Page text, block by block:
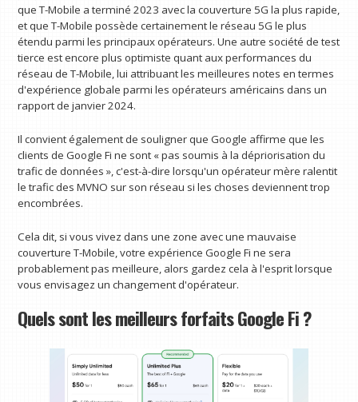
que T-Mobile a terminé 2023 avec la couverture 5G la plus rapide,
et que T-Mobile possède certainement le réseau 5G le plus
étendu parmi les principaux opérateurs. Une autre société de test
tierce est encore plus optimiste quant aux performances du
réseau de T-Mobile, lui attribuant les meilleures notes en termes
d'expérience globale parmi les opérateurs américains dans un
rapport de janvier 2024.
Il convient également de souligner que Google affirme que les
clients de Google Fi ne sont « pas soumis à la dépriorisation du
trafic de données », c'est-à-dire lorsqu'un opérateur mère ralentit
le trafic des MVNO sur son réseau si les choses deviennent trop
encombrées.
Cela dit, si vous vivez dans une zone avec une mauvaise
couverture T-Mobile, votre expérience Google Fi ne sera
probablement pas meilleure, alors gardez cela à l'esprit lorsque
vous envisagez un changement d'opérateur.
Quels sont les meilleurs forfaits Google Fi ?